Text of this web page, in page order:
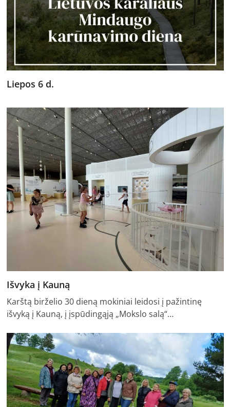
Liepos 6 d.
Išvyka į Kauną
Karštą birželio 30 dieną mokiniai leidosi į pažintinę
išvyką į Kauną, į įspūdingąją „Mokslo salą“…